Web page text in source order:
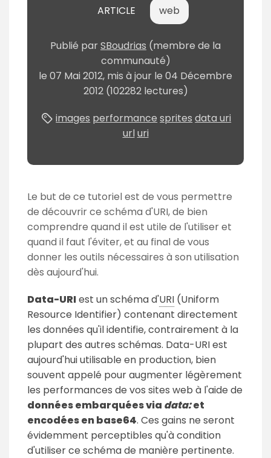
ARTICLE web
Publié parSBoudrias (membre de la
communauté)
le 07 Mai 2012, mis à jour le 04 Décembre
2012(102282 lectures)
images performance sprites data uri
url uri
Le but de ce tutoriel est de vous permettre
de découvrir ce schéma d'URI, de bien
comprendre quand il est utile de l'utiliser et
quand il faut l'éviter, et au final de vous
donner les outils nécessaires à son utilisation
dès aujourd'hui.
Data-URIest un schéma d'URI (Uniform
Resource Identifier) contenant directement
les données qu'il identifie, contrairement à la
plupart des autres schémas. Data-URI est
aujourd'hui utilisable en production, bien
souvent appelé pour augmenter légèrement
les performances de vos sites web à l'aide de
données embarquées via data:et
encodées en base64. Ces gains ne seront
évidemment perceptibles qu'à condition
d'utiliser ce schéma de manière pertinente.